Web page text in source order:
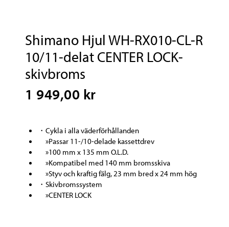
Shimano Hjul WH-RX010-CL-R
10/11-delat CENTER LOCK-
skivbroms
1 949,00 kr
・Cykla i alla väderförhållanden
»Passar 11-/10-delade kassettdrev
»100 mm x 135 mm O.L.D.
»Kompatibel med 140 mm bromsskiva
»Styv och kraftig fälg, 23 mm bred x 24 mm hög
・Skivbromssystem
»CENTER LOCK